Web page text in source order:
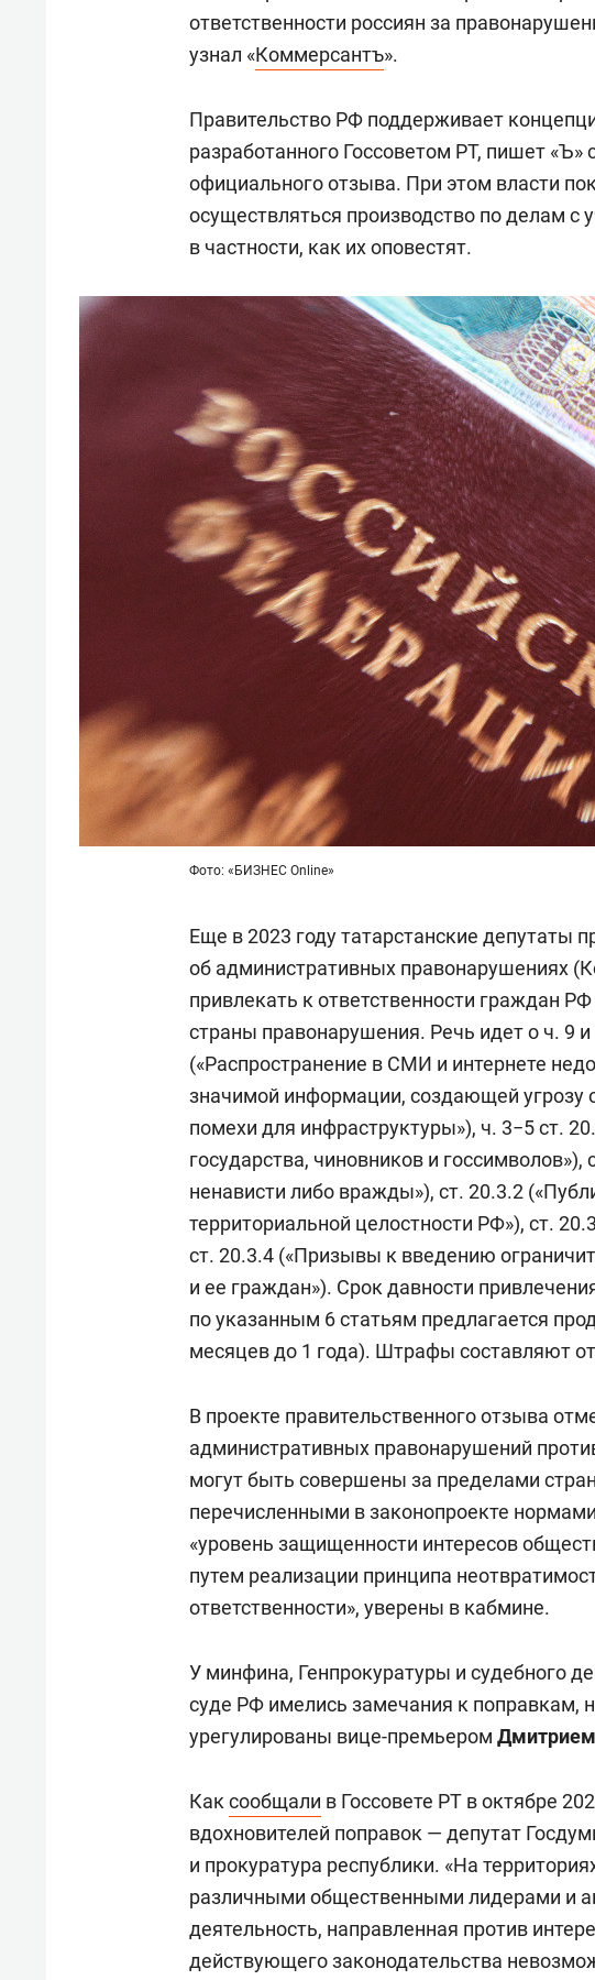
ответственности россиян за
узнал «Коммерсантъ».
Правительство РФ поддерживает
разработанного Госсоветом РТ, пишет «Ъ»
официального отзыва. При этом власти
осуществляться производство по делам с
в частности, как их оповестят.
Фото: «БИЗНЕС Online»
Еще в 2023 году татарстанские депутаты
об административных правонарушениях
привлекать к ответственности граждан
страны правонарушения. Речь идет о ч. 9
(«Распространение в СМИ и интернете
значимой информации, создающей угрозу
помехи для инфраструктуры»), ч. 3−5 ст.
государства, чиновников и
ненависти либо вражды»), ст. 20.3.2
территориальной целостности РФ»), ст.
ст. 20.3.4 («Призывы к введению
и ее граждан»). Срок давности
по указанным 6 статьям предлагается
месяцев до 1 года). Штрафы составляют
В проекте правительственного отзыва
административных правонарушений
могут быть совершены за пределами
перечисленными в законопроекте
«уровень защищенности интересов
путем реализации принципа
ответственности», уверены в кабмине.
У минфина, Генпрокуратуры и судебного
суде РФ имелись замечания к поправкам,
урегулированы вице-премьером Дмитрием
Как сообщали в Госсовете РТ в октябре
вдохновителей поправок — депутат
и прокуратура республики. «На
различными общественными лидерами и
деятельность, направленная против
действующего законодательства